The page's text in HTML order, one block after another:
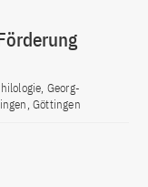
Georg-
Göttingen